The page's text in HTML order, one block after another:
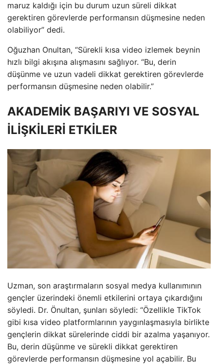
maruz kaldığı için bu durum uzun süreli dikkat
gerektiren görevlerde performansın düşmesine neden
olabiliyor” dedi.
Oğuzhan Onultan, “Sürekli kısa video izlemek beynin
hızlı bilgi akışına alışmasını sağlıyor. “Bu, derin
düşünme ve uzun vadeli dikkat gerektiren görevlerde
performansın düşmesine neden olabilir.”
AKADEMİK BAŞARIYI VE SOSYAL
İLİŞKİLERİ ETKİLER
Uzman, son araştırmaların sosyal medya kullanımının
gençler üzerindeki önemli etkilerini ortaya çıkardığını
söyledi. Dr. Önultan, şunları söyledi: “Özellikle TikTok
gibi kısa video platformlarının yaygınlaşmasıyla birlikte
gençlerin dikkat sürelerinde ciddi bir azalma yaşanıyor.
Bu, derin düşünme ve sürekli dikkat gerektiren
görevlerde performansın düşmesine yol açabilir. Bu